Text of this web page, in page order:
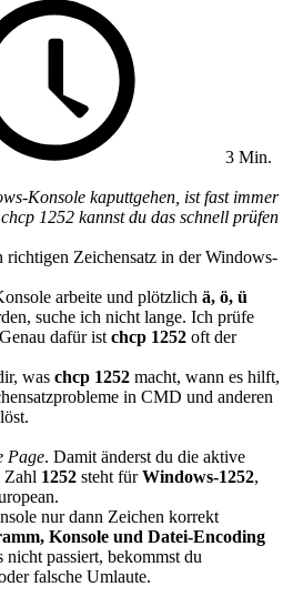
3 Min.
Konsole kaputtgehen, ist fast immer
1252 kannst du das schnell prüfen
richtigen Zeichensatz in der Windows-
arbeite und plötzlich ä, ö, ü
suche ich nicht lange. Ich prüfe
dafür ist chcp 1252 oft der
was chcp 1252 macht, wann es hilft,
in CMD und anderen
Page. Damit änderst du die aktive
Zahl 1252 steht fürWindows-1252,
nur dann Zeichen korrekt
Konsole und Datei-Encoding
nicht passiert, bekommst du
falsche Umlaute.